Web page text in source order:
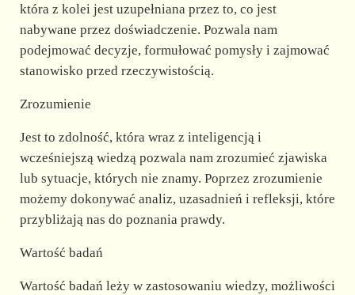
która z kolei jest uzupełniana przez to, co jest
nabywane przez doświadczenie. Pozwala nam
podejmować decyzje, formułować pomysły i zajmować
stanowisko przed rzeczywistością.
Zrozumienie
Jest to zdolność, która wraz z inteligencją i
wcześniejszą wiedzą pozwala nam zrozumieć zjawiska
lub sytuacje, których nie znamy. Poprzez zrozumienie
możemy dokonywać analiz, uzasadnień i refleksji, które
przybliżają nas do poznania prawdy.
Wartość badań
Wartość badań leży w zastosowaniu wiedzy, możliwości